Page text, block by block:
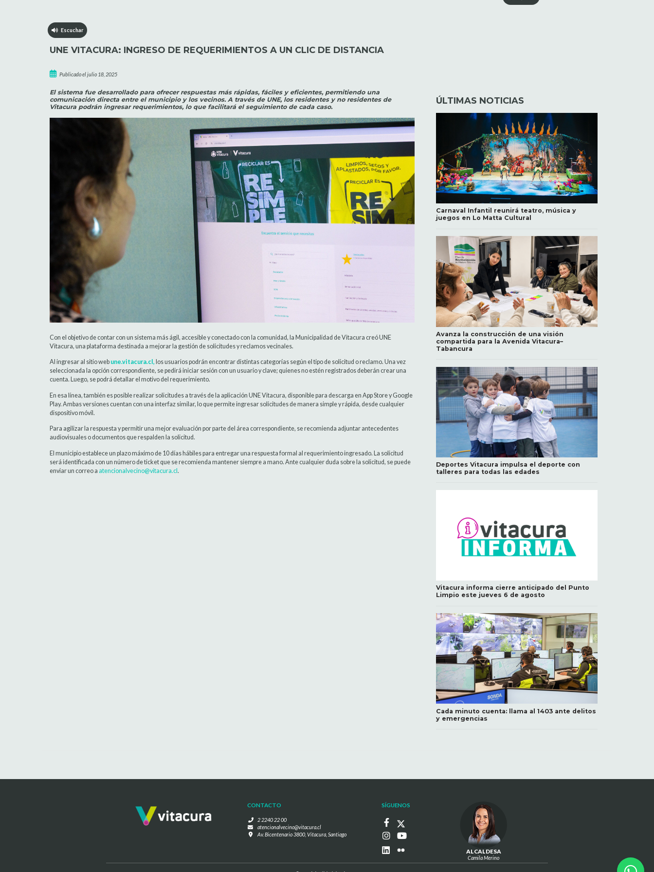
Escuchar
UNE VITACURA: INGRESO DE REQUERIMIENTOS A UN CLIC DE DISTANCIA
Publicado el julio 18, 2025
El sistema fue desarrollado para ofrecer respuestas más rápidas, fáciles y eficientes, permitiendo una
comunicación directa entre el municipio y los vecinos. A través de UNE, los residentes y no residentes de
Vitacura podrán ingresar requerimientos, lo que facilitará el seguimiento de cada caso.
Con el objetivo de contar con un sistema más ágil, accesible y conectado con la comunidad, la Municipalidad de Vitacura creó UNE
Vitacura, una plataforma destinada a mejorar la gestión de solicitudes y reclamos vecinales.
Al ingresar al sitio web une.vitacura.cl, los usuarios podrán encontrar distintas categorías según el tipo de solicitud o reclamo. Una vez
seleccionada la opción correspondiente, se pedirá iniciar sesión con un usuario y clave; quienes no estén registrados deberán crear una
cuenta. Luego, se podrá detallar el motivo del requerimiento.
En esa línea, también es posible realizar solicitudes a través de la aplicación UNE Vitacura, disponible para descarga en App Store y Google
Play. Ambas versiones cuentan con una interfaz similar, lo que permite ingresar solicitudes de manera simple y rápida, desde cualquier
dispositivo móvil.
Para agilizar la respuesta y permitir una mejor evaluación por parte del área correspondiente, se recomienda adjuntar antecedentes
audiovisuales o documentos que respalden la solicitud.
El municipio establece un plazo máximo de 10 días hábiles para entregar una respuesta formal al requerimiento ingresado. La solicitud
será identificada con un número de ticket que se recomienda mantener siempre a mano. Ante cualquier duda sobre la solicitud, se puede
enviar un correo a atencionalvecino@vitacura.cl.
ÚLTIMAS NOTICIAS
Carnaval Infantil reunirá teatro, música y
juegos en Lo Matta Cultural
Avanza la construcción de una visión
compartida para la Avenida Vitacura–
Tabancura
Deportes Vitacura impulsa el deporte con
talleres para todas las edades
Vitacura informa cierre anticipado del Punto
Limpio este jueves 6 de agosto
Cada minuto cuenta: llama al 1403 ante delitos
y emergencias
CONTACTO
2 2240 22 00
atencionalvecino@vitacura.cl
Av. Bicentenario 3800, Vitacura, Santiago
SÍGUENOS
ALCALDESA
Camila Merino